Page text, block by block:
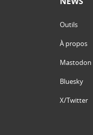
Outils
À propos
Mastodon
Bluesky
X/Twitter